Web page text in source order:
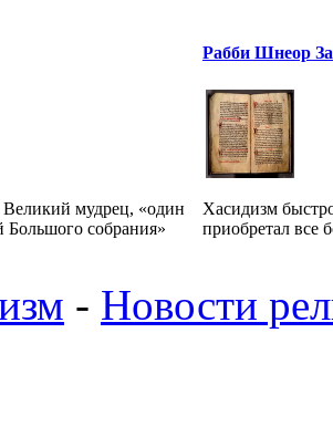
мудрец, «один
Большого собрания»
Рабби Шнеор
Хасидизм
приобретал все
- Новости